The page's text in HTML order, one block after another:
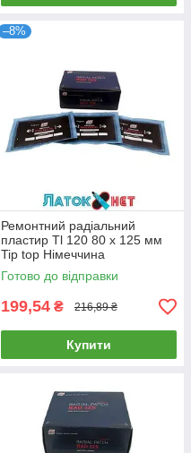
–8%
Ремонтний радіальний
пластир Tl 120 80 х 125 мм
Tip top Німеччина
Готово до відправки
199,54 ₴ 216,89 ₴
Купити